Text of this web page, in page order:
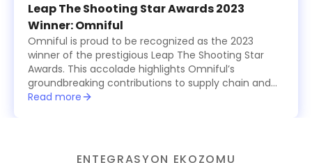
Leap The Shooting Star Awards 2023
Winner: Omniful
Omniful is proud to be recognized as the 2023
winner of the prestigious Leap The Shooting Star
Awards. This accolade highlights Omniful’s
groundbreaking contributions to supply chain and
logistics management, showcasing the platform’s
excellence, providing cutting-edge tools for
Read more
ENTEGRASYON EKOZOMU